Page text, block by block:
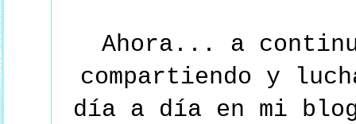
Ahora... a
compartiendo y
día a día en mi